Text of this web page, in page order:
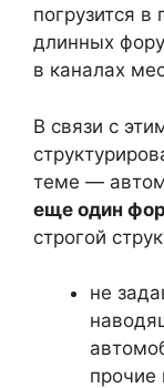
погрузится в
длинных
в каналах
В связи с
теме —
еще один
строгой
не